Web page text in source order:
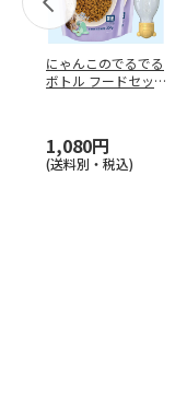
にゃんこのでるでる
ボトル フードセッ
1,080円
(送料別・税込)